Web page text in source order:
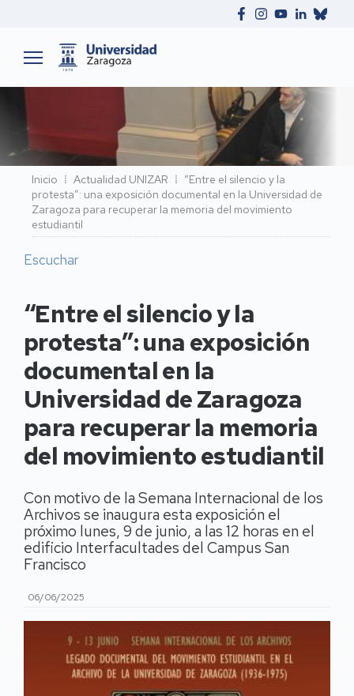
Ruta
de
navegación
Inicio Actualidad UNIZAR
“Entre el silencio y la
protesta”: una exposición documental en la Universidad de
Zaragoza para recuperar la memoria del movimiento
estudiantil
Escuchar
“Entre el silencio y la
protesta”: una exposición
documental en la
Universidad de Zaragoza
para recuperar la memoria
del movimiento estudiantil
Con motivo de la Semana Internacional de los
Archivos se inaugura esta exposición el
próximo lunes, 9 de junio, a las 12 horas en el
edificio Interfacultades del Campus San
Francisco
06/06/2025